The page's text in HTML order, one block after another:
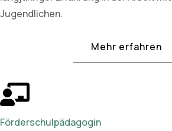
Jugendlichen.
Mehr erfahren
Förderschulpädagogin